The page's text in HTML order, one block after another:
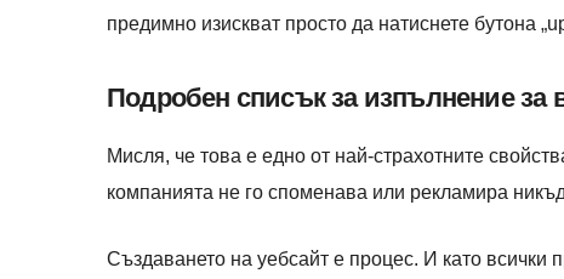
предимно изискват просто да натиснете бутона
Подробен списък за изпълнение за
Мисля, че това е едно от най-страхотните
компанията не го споменава или рекламира
Създаването на уебсайт е процес. И като всички